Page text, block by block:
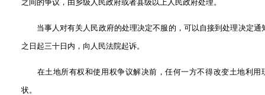
之间的争议，由乡级人民政府或者县级以上人民政府处理。
当事人对有关人民政府的处理决定不服的，可以自接到处理决定通
之日起三十日内，向人民法院起诉。
在土地所有权和使用权争议解决前，任何一方不得改变土地利用
状。